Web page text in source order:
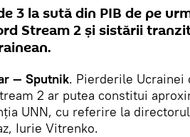
3 la sută din PIB de pe
Stream 2 și sistării
— Sputnik. Pierderile Ucrainei
2 ar putea constitui
UNN, cu referire la
Iurie Vitrenko.